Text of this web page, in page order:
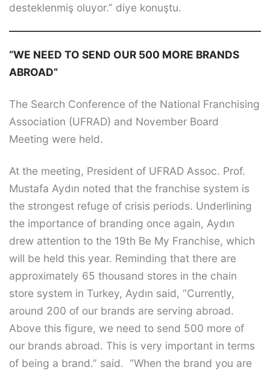
desteklenmiş oluyor.” diye konuştu.
“WE NEED TO SEND OUR 500 MORE BRANDS
ABROAD”
The Search Conference of the National Franchising
Association (UFRAD) and November Board
Meeting were held.
At the meeting, President of UFRAD Assoc. Prof.
Mustafa Aydın noted that the franchise system is
the strongest refuge of crisis periods. Underlining
the importance of branding once again, Aydın
drew attention to the 19th Be My Franchise, which
will be held this year. Reminding that there are
approximately 65 thousand stores in the chain
store system in Turkey, Aydın said, “Currently,
around 200 of our brands are serving abroad.
Above this figure, we need to send 500 more of
our brands abroad. This is very important in terms
of being a brand.” said. “When the brand you are